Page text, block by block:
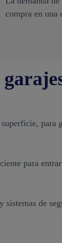
compra en una
para
de